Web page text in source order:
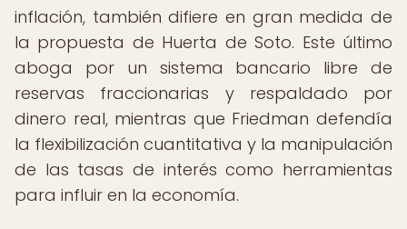
inflación, también difiere en gran medida de
la propuesta de Huerta de Soto. Este último
aboga por un sistema bancario libre de
reservas fraccionarias y respaldado por
dinero real, mientras que Friedman defendía
la flexibilización cuantitativa y la manipulación
de las tasas de interés como herramientas
para influir en la economía.